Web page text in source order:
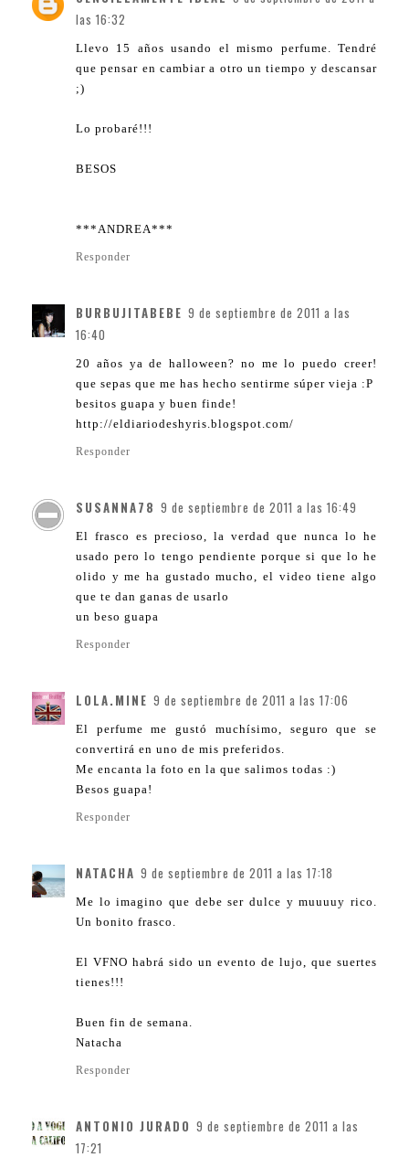
las 16:32
Llevo 15 años usando el mismo perfume. Tendré
que pensar en cambiar a otro un tiempo y descansar
;)
Lo probaré!!!
BESOS
***ANDREA***
Responder
BURBUJITABEBE 9 de septiembre de 2011 a las
16:40
20 años ya de halloween? no me lo puedo creer!
que sepas que me has hecho sentirme súper vieja :P
besitos guapa y buen finde!
http://eldiariodeshyris.blogspot.com/
Responder
SUSANNA78 9 de septiembre de 2011 a las 16:49
El frasco es precioso, la verdad que nunca lo he
usado pero lo tengo pendiente porque si que lo he
olido y me ha gustado mucho, el video tiene algo
que te dan ganas de usarlo
un beso guapa
Responder
LOLA.MINE 9 de septiembre de 2011 a las 17:06
El perfume me gustó muchísimo, seguro que se
convertirá en uno de mis preferidos.
Me encanta la foto en la que salimos todas :)
Besos guapa!
Responder
NATACHA 9 de septiembre de 2011 a las 17:18
Me lo imagino que debe ser dulce y muuuuy rico.
Un bonito frasco.
El VFNO habrá sido un evento de lujo, que suertes
tienes!!!
Buen fin de semana.
Natacha
Responder
ANTONIO JURADO 9 de septiembre de 2011 a las
17:21